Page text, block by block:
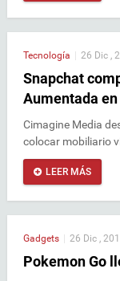
Tecnología 26 Dic ,
Snapchat
Aumentada en
Cimagine Media
colocar mobiliario
LEER MÁS
Gadgets 26 Dic ,
Pokemon Go